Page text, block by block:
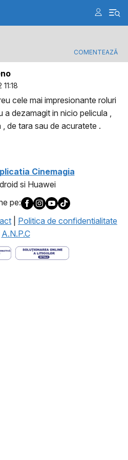
COMENTEAZĂ
cele mai impresionante roluri
a dezamagit in nicio pelicula ,
de tara sau de acuratete .
Cinemagia
si Huawei
pe:
Politica de confidentialitate
A.N.P.C